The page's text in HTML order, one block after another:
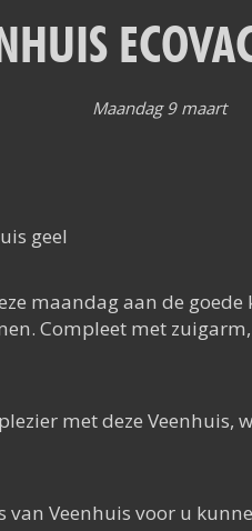
Maandag 9 maart
geel
maandag aan de
Compleet met
met deze
Veenhuis voor u